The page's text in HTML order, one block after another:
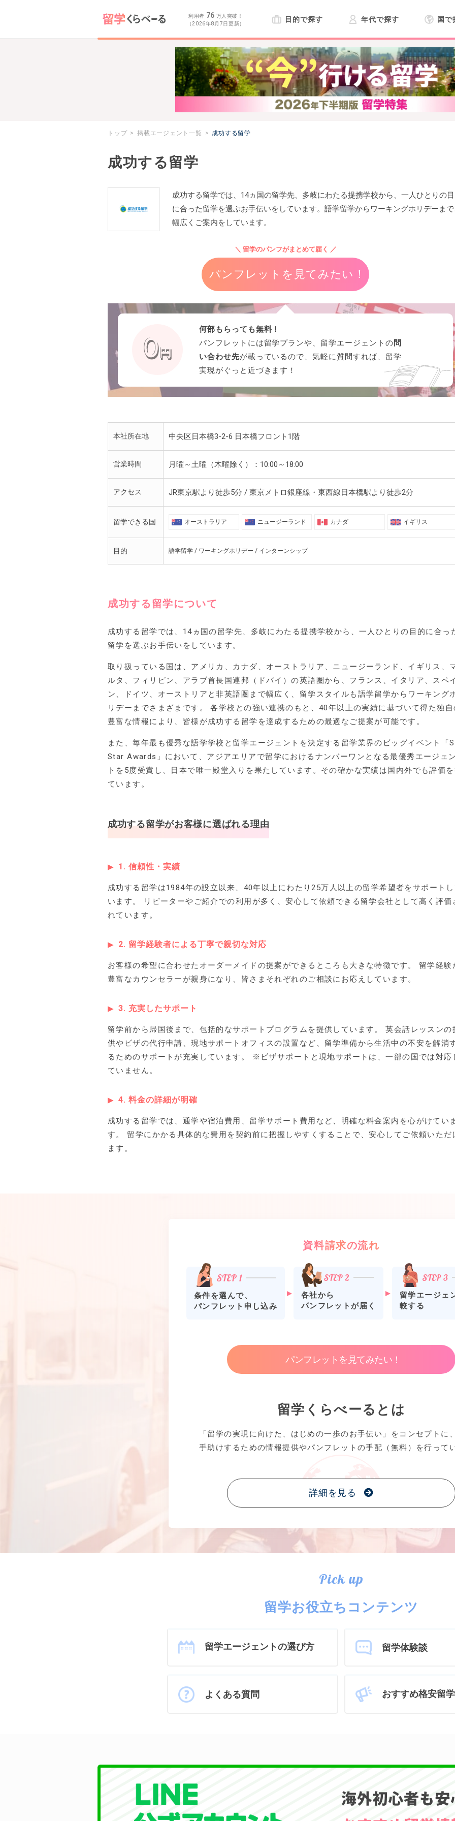
利用者 76 万人突破！
（2026年8月7日更新）
目的で探す 年代で探す 国で
トップ 掲載エージェント一覧 成功する留学
成功する留学
成功する留学では、14ヵ国の留学先、多岐にわたる提携学校から、一人ひとりの
に合った留学を選ぶお手伝いをしています。語学留学からワーキングホリデーま
幅広くご案内をしています。
＼ 留学のパンフがまとめて届く ／
パンフレットを見てみたい！
何部もらっても無料！
パンフレットには留学プランや、留学エージェントの問
い合わせ先が載っているので、気軽に質問すれば、留学
実現がぐっと近づきます！
本社所在地 中央区日本橋3-2-6 日本橋フロント1階
営業時間 月曜～土曜（木曜除く）：10:00～18:00
アクセス JR東京駅より徒歩5分 / 東京メトロ銀座線・東西線日本橋駅より徒歩2分
留学できる国 オーストラリア ニュージーランド カナダ イギリス
目的 語学留学 / ワーキングホリデー / インターンシップ
成功する留学について
成功する留学では、14ヵ国の留学先、多岐にわたる提携学校から、一人ひとりの目的に合っ
留学を選ぶお手伝いをしています。
取り扱っている国は、アメリカ、カナダ、オーストラリア、ニュージーランド、イギリス、
ルタ、フィリピン、アラブ首長国連邦（ドバイ）の英語圏から、フランス、イタリア、スペ
ン、ドイツ、オーストリアと非英語圏まで幅広く、留学スタイルも語学留学からワーキング
リデーまでさまざまです。 各学校との強い連携のもと、40年以上の実績に基づいて得た独
豊富な情報により、皆様が成功する留学を達成するための最適なご提案が可能です。
また、毎年最も優秀な語学学校と留学エージェントを決定する留学業界のビッグイベント「
Star Awards」において、アジアエリアで留学におけるナンバーワンとなる最優秀エージェ
トを5度受賞し、日本で唯一殿堂入りを果たしています。その確かな実績は国内外でも評価
ています。
成功する留学がお客様に選ばれる理由
1. 信頼性・実績
成功する留学は1984年の設立以来、40年以上にわたり25万人以上の留学希望者をサポート
います。 リピーターやご紹介での利用が多く、安心して依頼できる留学会社として高く評価
れています。
2. 留学経験者による丁寧で親切な対応
お客様の希望に合わせたオーダーメイドの提案ができるところも大きな特徴です。 留学経験
豊富なカウンセラーが親身になり、皆さまそれぞれのご相談にお応えしています。
3. 充実したサポート
留学前から帰国後まで、包括的なサポートプログラムを提供しています。 英会話レッスンの
供やビザの代行申請、現地サポートオフィスの設置など、留学準備から生活中の不安を解消
るためのサポートが充実しています。 ※ビザサポートと現地サポートは、一部の国では対応
ていません。
4. 料金の詳細が明確
成功する留学では、通学や宿泊費用、留学サポート費用など、明確な料金案内を心がけてい
す。 留学にかかる具体的な費用を契約前に把握しやすくすることで、安心してご依頼いただ
ます。
資料請求の流れ
条件を選んで、
パンフレット申し込み
各社から
パンフレットが届く
留学エージェ
較する
パンフレットを見てみたい！
留学くらべーるとは
「留学の実現に向けた、はじめの一歩のお手伝い」をコンセプトに
手助けするための情報提供やパンフレットの手配（無料）を行って
詳細を見る
Pick up
留学お役立ちコンテンツ
留学エージェントの選び方 留学体験談
よくある質問 おすすめ格安留学